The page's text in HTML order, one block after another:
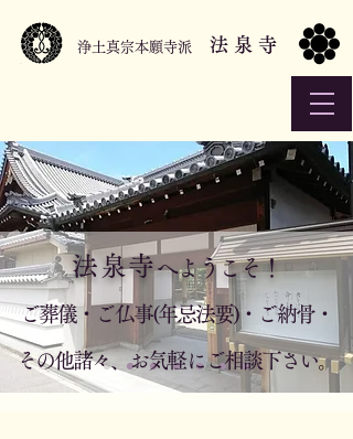
浄土真宗本願寺派 法 泉 寺
法 泉 寺へようこそ！
ご葬儀・ご仏事(年忌法要)・ご納骨・
その他諸々、お気軽にご相談下さい。